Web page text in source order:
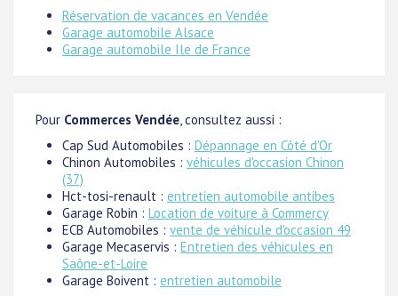
Réservation de vacances en Vendée
Garage automobile Alsace
Garage automobile Ile de France
Pour Commerces Vendée, consultez aussi :
Cap Sud Automobiles : Dépannage en Côté d'Or
Chinon Automobiles : véhicules d'occasion Chinon
(37)
Hct-tosi-renault : entretien automobile antibes
Garage Robin : Location de voiture à Commercy
ECB Automobiles : vente de véhicule d'occasion 49
Garage Mecaservis : Entretien des véhicules en
Saône-et-Loire
Garage Boivent : entretien automobile